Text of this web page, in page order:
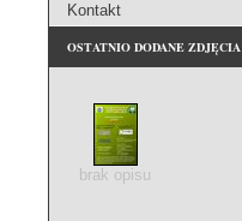
Kontakt
OSTATNIO DODANE ZDJĘCIA
brak opisu